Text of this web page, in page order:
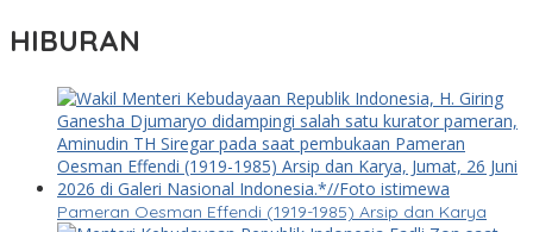
HIBURAN
Pameran Oesman Effendi (1919-1985) Arsip dan Karya